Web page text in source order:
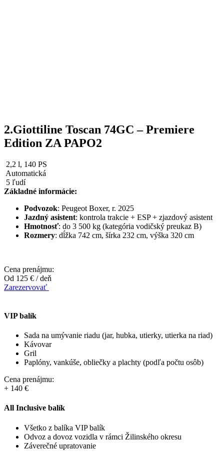
2.Giottiline Toscan 74GC – Premiere
Edition ZA PAPO2
2,2 l, 140 PS
Automatická
5 ľudí
Základné informácie:
Podvozok: Peugeot Boxer, r. 2025
Jazdný asistent: kontrola trakcie + ESP + zjazdový asistent
Hmotnosť: do 3 500 kg (kategória vodičský preukaz B)
Rozmery: dĺžka 742 cm, šírka 232 cm, výška 320 cm
Cena prenájmu:
Od 125 € / deň
Zarezervovať
VIP balík
Sada na umývanie riadu (jar, hubka, utierky, utierka na riad)
Kávovar
Gril
Paplóny, vankúše, obliečky a plachty (podľa počtu osôb)
Cena prenájmu:
+ 140 €
All Inclusive balík
Všetko z balíka VIP balík
Odvoz a dovoz vozidla v rámci Žilinského okresu
Záverečné upratovanie